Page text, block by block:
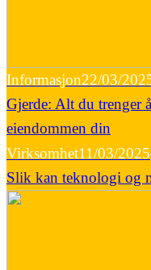
Informasjon22/03/
Gjerde: Alt du trenger
eiendommen din
Virksomhet11/03/2025
Slik kan teknologi og